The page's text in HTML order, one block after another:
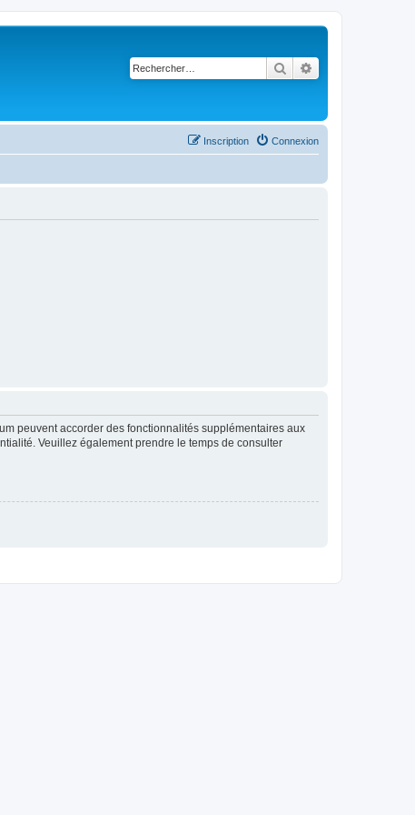
Rechercher
Connexion
Inscription
peuvent accorder des fonctionnalités supplémentaires aux
Veuillez également prendre le temps de consulter